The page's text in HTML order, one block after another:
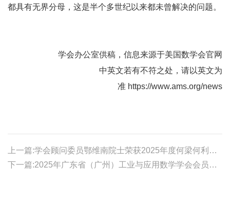
都具有无界分母，这是半个多世纪以来都未曾解决的问题。
学会办公室供稿，信息来源于美国数学会官网
中英文若有不符之处，请以英文为
准 https://www.ams.org/news
上一篇:学会顾问委员鄂维南院士荣获2025年度何梁何利基金科学与技术进步奖
下一篇:2025年广东省（广州）工业与应用数学学会会员代表大会、学术年会暨数模竞赛颁奖大会顺利召开